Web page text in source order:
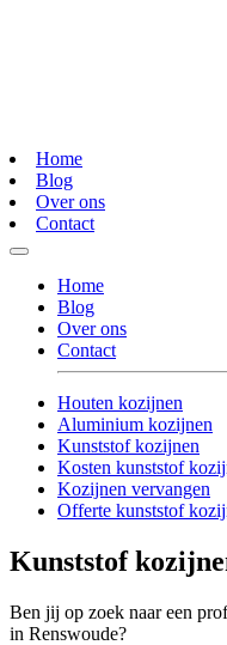
Home
Blog
Over ons
Contact
Home
Blog
Over ons
Contact
Houten kozijnen
Aluminium kozijnen
Kunststof kozijnen
Kosten kunststof
Kozijnen vervangen
Offerte kunststof
Kunststof
Ben jij op zoek naar een
in Renswoude?